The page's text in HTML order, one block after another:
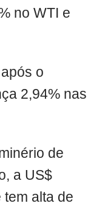
no WTI e
o
2,94% nas
de
a US$
tem alta de